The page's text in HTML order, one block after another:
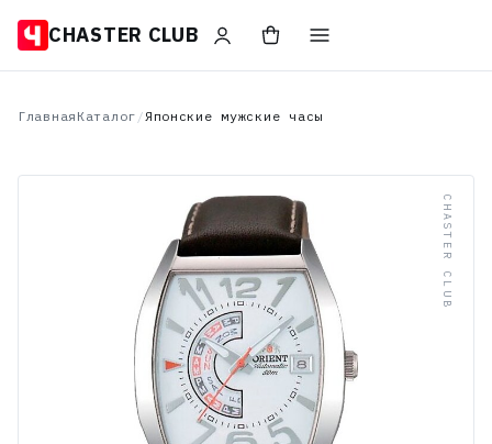
CHASTER CLUB
Главная Каталог /Японские мужские часы
CHASTER CLUB